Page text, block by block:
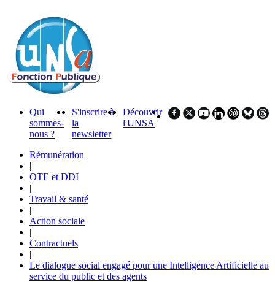
Qui
sommes-
nous ?
S'inscrire à
la
newsletter
Découvrir
l'UNSA
Rémunération
|
OTE et DDI
|
Travail & santé
|
Action sociale
|
Contractuels
|
Le dialogue social engagé pour une Intelligence Artificielle au
service du public et des agents